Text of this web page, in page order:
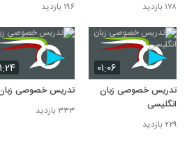
۱۷۸ بازدید ۱۹۶ بازدید
۰۱:۰۶
تدریس خصوصی زبان
انگلیسی
۲۲۹ بازدید
تدریس خصوصی
۳۳۳ بازدید